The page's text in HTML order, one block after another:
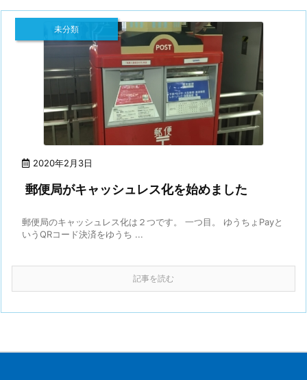
2020年2月3日
未分類
郵便局がキャッシュレス化を始めました
郵便局のキャッシュレス化は２つです。 一つ目。 ゆうちょPayと
いうQRコード決済をゆうち ...
記事を読む